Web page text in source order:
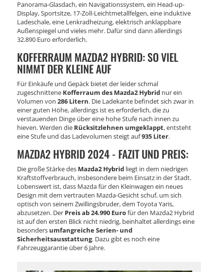
Panorama-Glasdach, ein Navigationssystem, ein Head-up-
Display, Sportsitze, 17-Zoll-Leichtmetallfelgen, eine induktive
Ladeschale, eine Lenkradheizung, elektrisch anklappbare
Außenspiegel und vieles mehr. Dafür sind dann allerdings
32.890 Euro erforderlich.
KOFFERRAUM MAZDA2 HYBRID: SO VIEL
NIMMT DER KLEINE AUF
Für Einkäufe und Gepäck bietet der leider schmal
zugeschnittene Kofferraum des Mazda2 Hybrid nur ein
Volumen von 286 Litern. Die Ladekante befindet sich zwar in
einer guten Höhe, allerdings ist es erforderlich, die zu
verstauenden Dinge über eine hohe Stufe nach innen zu
hieven. Werden die Rücksitzlehnen umgeklappt, entsteht
eine Stufe und das Ladevolumen steigt auf935 Liter.
MAZDA2 HYBRID 2024 - FAZIT UND PREIS:
Die große Stärke des Mazda2 Hybrid liegt in dem niedrigen
Kraftstoffverbrauch, insbesondere beim Einsatz in der Stadt.
Lobenswert ist, dass Mazda für den Kleinwagen ein neues
Design mit dem vertrauten Mazda-Gesicht schuf, um sich
optisch von seinem Zwillingsbruder, dem Toyota Yaris,
abzusetzen. Der Preis ab 24.990 Eurofür den Mazda2 Hybrid
ist auf den ersten Blick nicht niedrig, beinhaltet allerdings eine
besonders umfangreiche Serien- und
Sicherheitsausstattung. Dazu gibt es noch eine
Fahrzeuggarantie über 6 Jahre.